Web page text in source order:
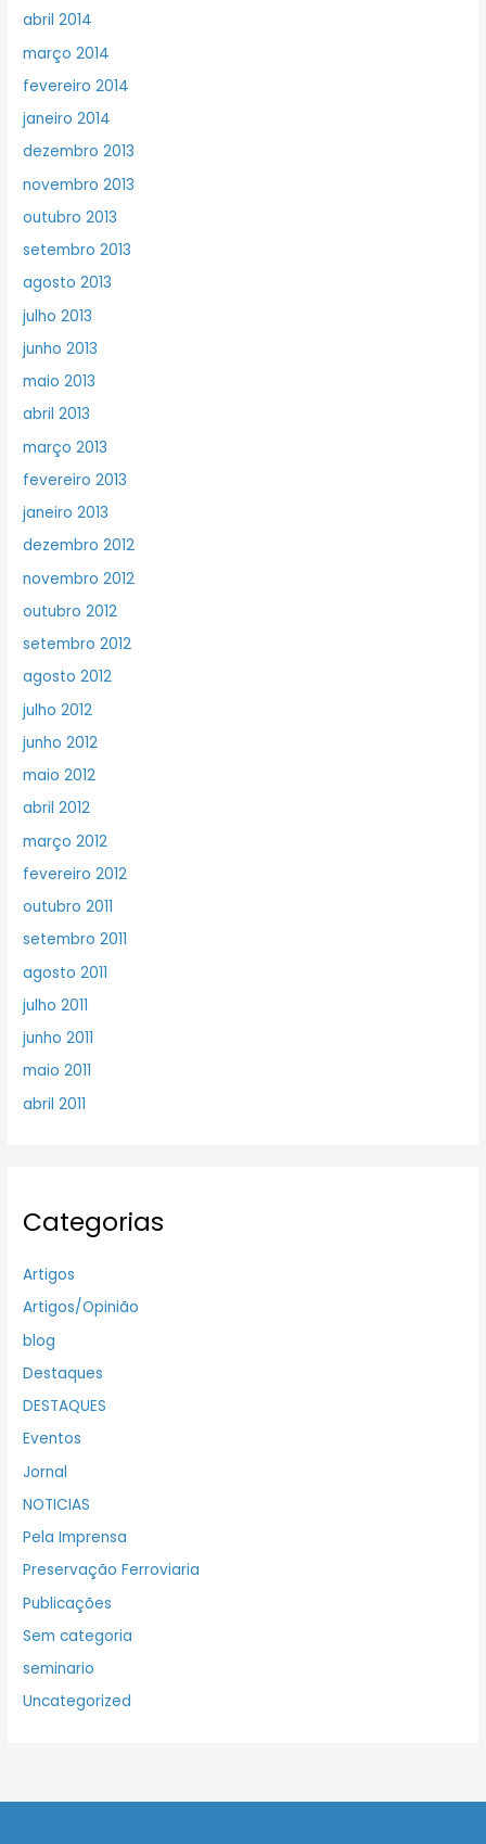
abril 2014
março 2014
fevereiro 2014
janeiro 2014
dezembro 2013
novembro 2013
outubro 2013
setembro 2013
agosto 2013
julho 2013
junho 2013
maio 2013
abril 2013
março 2013
fevereiro 2013
janeiro 2013
dezembro 2012
novembro 2012
outubro 2012
setembro 2012
agosto 2012
julho 2012
junho 2012
maio 2012
abril 2012
março 2012
fevereiro 2012
outubro 2011
setembro 2011
agosto 2011
julho 2011
junho 2011
maio 2011
abril 2011
Categorias
Artigos
Artigos/Opinião
blog
Destaques
DESTAQUES
Eventos
Jornal
NOTICIAS
Pela Imprensa
Preservação Ferroviaria
Publicações
Sem categoria
seminario
Uncategorized